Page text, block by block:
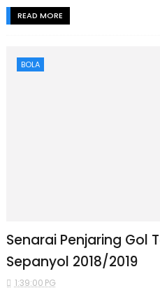
READ MORE
BOLA
Senarai Penjaring Gol
Sepanyol 2018/2019
1:39:00 PG